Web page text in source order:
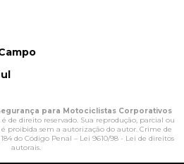
para Motociclistas Corporativos
de direito reservado. Sua reprodução, parcial ou
proibida sem a autorização do autor. Crime de
do Código Penal – Lei 9610/98 - Lei de direitos
autorais.